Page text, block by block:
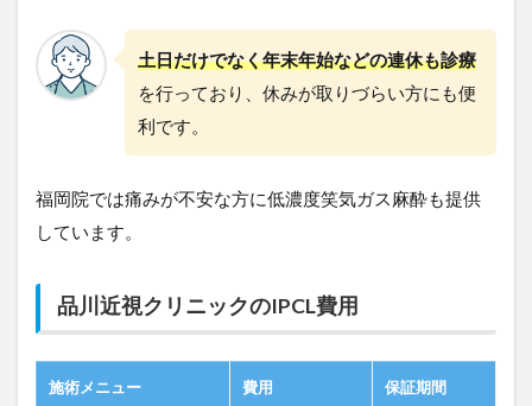
土日だけでなく年末年始などの連休も診療
を行っており、休みが取りづらい方にも便
利です。
福岡院では痛みが不安な方に低濃度笑気ガス麻酔も提供
しています。
品川近視クリニックのIPCL費用
施術メニュー 費用 保証期間